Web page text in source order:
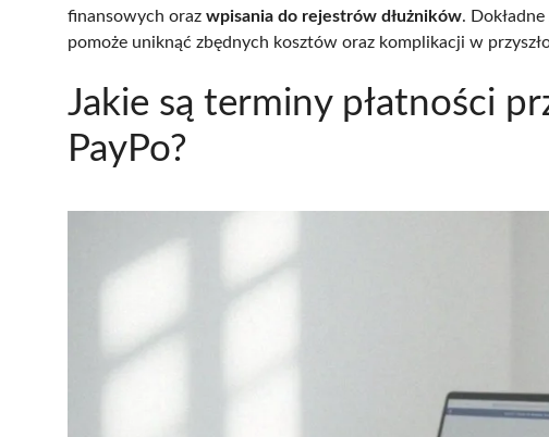
finansowych oraz wpisania do rejestrów dłużników.
pomoże uniknąć zbędnych kosztów oraz komplikacji w
Jakie są terminy płatności
PayPo?